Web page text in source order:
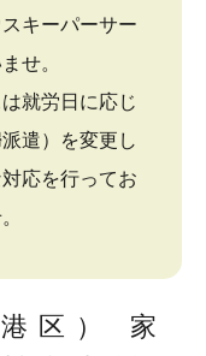
キーパーサー
せ。
就労日に応じ
遣）を変更し
応を行ってお
区） 家